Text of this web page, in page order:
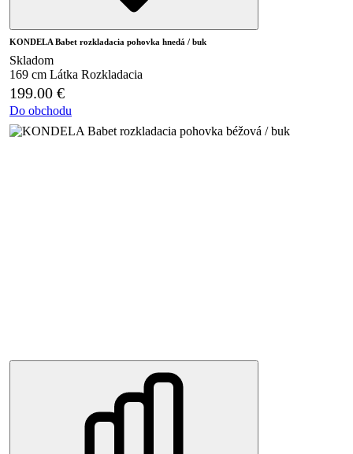
KONDELA Babet rozkladacia pohovka hnedá / buk
Skladom
169 cm Látka Rozkladacia
199.00 €
Do obchodu